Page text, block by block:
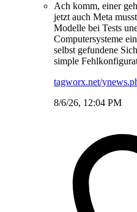
Ach komm, einer
jetzt auch Meta
Modelle bei Tests
Computersysteme
selbst gefundene
simple
tagworx.net/
8/6/26, 12:04 PM